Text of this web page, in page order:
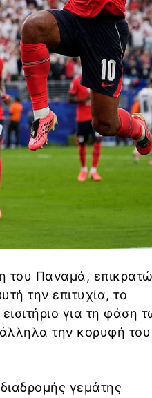
του Παναμά,
την επιτυχία, το
για τη φάση
την κορυφή του
γεμάτης